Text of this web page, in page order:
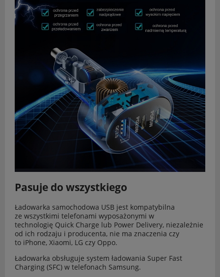
Pasuje do wszystkiego
Ładowarka samochodowa USB jest kompatybilna
ze wszystkimi telefonami wyposażonymi w
technologię Quick Charge lub Power Delivery, niezależnie
od ich rodzaju i producenta, nie ma znaczenia czy
to iPhone, Xiaomi, LG czy Oppo.
Ładowarka obsługuje system ładowania Super Fast
Charging (SFC) w telefonach Samsung.